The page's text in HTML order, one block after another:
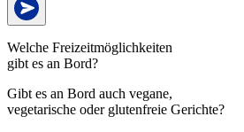
Welche Freizeitmöglichkeiten
gibt es an Bord?
Gibt es an Bord auch vegane,
vegetarische oder glutenfreie Gerichte?